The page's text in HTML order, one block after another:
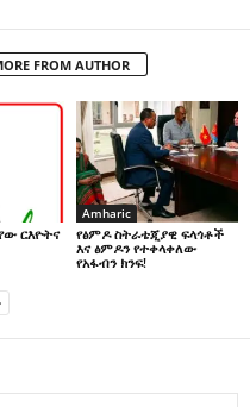
FROM AUTHOR
ርእዮትና
Amharic
የፅምዶ ስትራቴጂያዊ ፍላጎቶች
እና ፅምዶን የተቀላቀለው
የአፋብን ክንፍ!